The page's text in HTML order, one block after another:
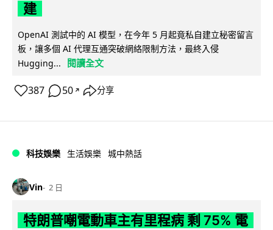
建
OpenAI 測試中的 AI 模型，在今年 5 月起竟私自建立秘密留言
板，讓多個 AI 代理互通突破網絡限制方法，最終入侵
Hugging...
閱讀全文
387 50 ↗ 分享
科技娛樂 生活娛樂 城中熱話
Vin 2 日
特朗普嘲電動車主有里程病 剩 75% 電